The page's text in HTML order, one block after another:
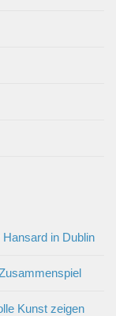
in Dublin
Kunst zeigen